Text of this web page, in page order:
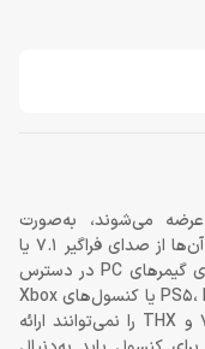
می‌شوند، به‌صورت
اختصاصی برای PC ساخته شده‌اند. یعنی اگر آن‌ها از صدای فراگیر 7.1 یا
صدای THX پشتیبانی کنند، این صدا فقط برای گیمرهای PC در دسترس
خواهد بود. کافی‌ست این هدست‌ها را به PS5، PS4 یا کنسول‌های Xbox
متصل کنید تا ببینید که آن صدای فراگیر 7.1 و THX را نمی‌توانند ارائه